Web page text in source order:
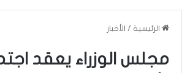
الرئيسية / الأخبار
مجلس الوزراء يعقد